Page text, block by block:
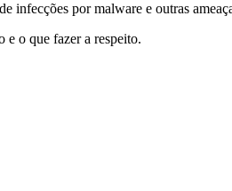
infecções por malware e outras
e o que fazer a respeito.